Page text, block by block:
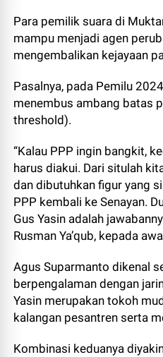
Para pemilik suara di
mampu menjadi agen
mengembalikan kejayaan
Pasalnya, pada Pemilu
menembus ambang batas
threshold).
“Kalau PPP ingin bangkit,
harus diakui. Dari situlah
dan dibutuhkan figur yang
PPP kembali ke Senayan.
Gus Yasin adalah
Rusman Ya’qub, kepada
Agus Suparmanto dikenal
berpengalaman dengan
Yasin merupakan tokoh
kalangan pesantren serta
Kombinasi keduanya